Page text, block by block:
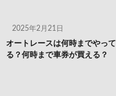
2025年2月21日
オートレースは何時までやって
る？何時まで車券が買える？